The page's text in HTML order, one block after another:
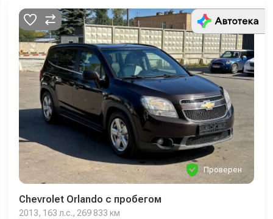
Проверен
Chevrolet Orlando с пробегом
2013, 163 л.с., 269 833 км